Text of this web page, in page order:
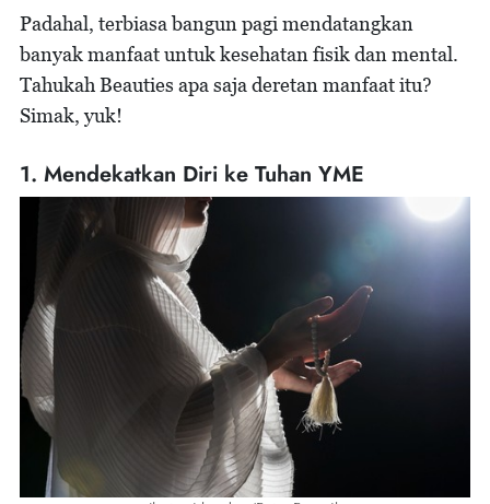
Padahal, terbiasa bangun pagi mendatangkan
banyak manfaat untuk kesehatan fisik dan mental.
Tahukah Beauties apa saja deretan manfaat itu?
Simak, yuk!
1. Mendekatkan Diri ke Tuhan YME